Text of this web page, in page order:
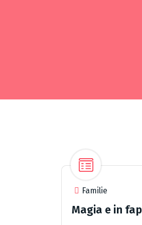
Familie
Magia e in